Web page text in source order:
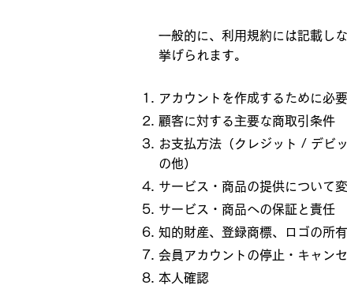
一般的に、利用規約には記載し
挙げられます。
アカウントを作成するために必
顧客に対する主要な商取引条件
お支払方法（クレジット / デビ
の他）
サービス・商品の提供について
サービス・商品への保証と責任
知的財産、登録商標、ロゴの所
会員アカウントの停止・キャン
本人確認